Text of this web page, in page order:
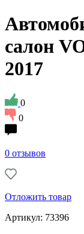
салон
2017
0
0
0 отзывов
Отложить товар
Артикул: 73396